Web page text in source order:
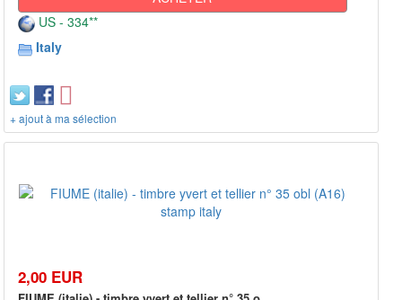
US - 334**
Italy
+ ajout à ma sélection
2,00 EUR